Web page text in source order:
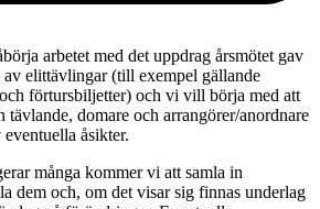
arbetet med det uppdrag årsmötet gav
av elittävlingar (till exempel gällande
förtursbiljetter) och vi vill börja med att
tävlande, domare och arrangörer/anordnare
åsikter.
många kommer vi att samla in
dem och, om det visar sig finnas underlag